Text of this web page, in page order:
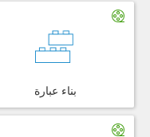
بناء عبارة